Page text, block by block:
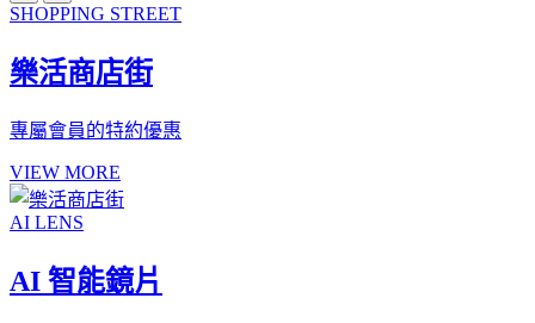
SHOPPING STREET
樂活商店街
專屬會員的特約優惠
VIEW MORE
AI LENS
AI 智能鏡片